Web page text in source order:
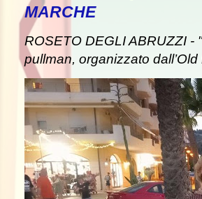
MARCHE
ROSETO DEGLI ABRUZZI -
pullman, organizzato